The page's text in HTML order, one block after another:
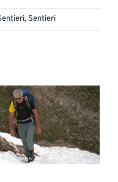
, Sentieri